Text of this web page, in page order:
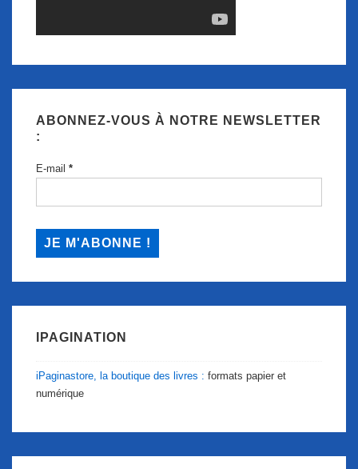
ABONNEZ-VOUS À NOTRE NEWSLETTER
:
E-mail *
IPAGINATION
iPaginastore, la boutique des livres : formats papier et
numérique